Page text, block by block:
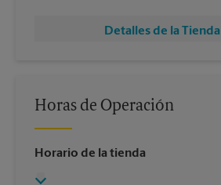
Detalles de la Tienda
Horas de Operación
Horario de la tienda